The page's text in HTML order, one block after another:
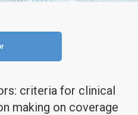
criteria for clinical
making on coverage